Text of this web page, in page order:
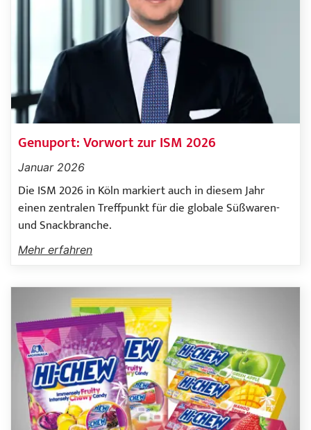
Genuport: Vorwort zur ISM 2026
Januar 2026
Die ISM 2026 in Köln markiert auch in diesem Jahr
einen zentralen Treffpunkt für die globale Süßwaren-
und Snackbranche.
Mehr erfahren